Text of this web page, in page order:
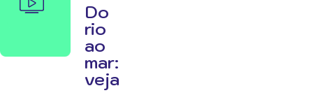
Do
rio
ao
mar:
veja